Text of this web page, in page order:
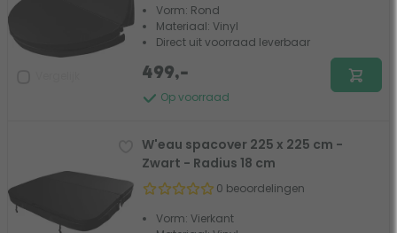
Vorm: Rond
Materiaal: Vinyl
Direct uit voorraad leverbaar
Op voorraad
499,-
W'eau spacover 225 x 225 cm -
Zwart - Radius 18 cm
0 beoordelingen
Vorm: Vierkant